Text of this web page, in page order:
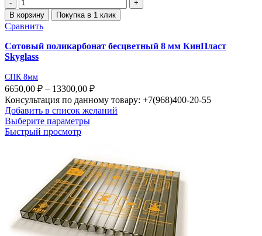
В корзину Покупка в 1 клик
Сравнить
Сотовый поликарбонат бесцветный 8 мм КинПласт
Skyglass
СПК 8мм
6650,00 ₽ – 13300,00 ₽
Консультация по данному товару: +7(968)400-20-55
Добавить в список желаний
Выберите параметры
Быстрый просмотр